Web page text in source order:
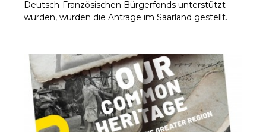
Deutsch-Französischen Bürgerfonds unterstützt
wurden, wurden die Anträge im Saarland gestellt.